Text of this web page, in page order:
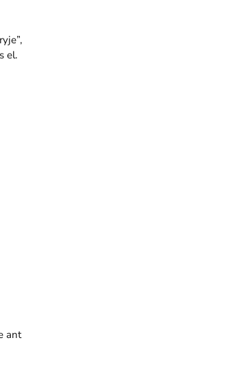
”,
el.
ant